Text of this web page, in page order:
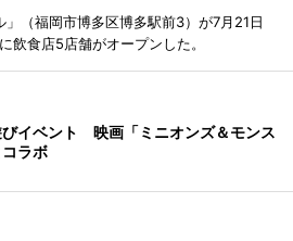
（福岡市博多区博多駅前3）が7月21日
飲食店5店舗がオープンした。
イベント 映画「ミニオンズ＆モンス
ラボ